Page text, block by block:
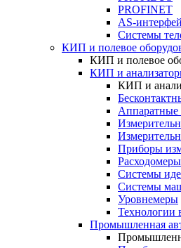
PROFINET
AS-
Системы
КИП и полевое
КИП и полевое
КИП и
КИП и
Приборы
Расходомеры
Системы
Системы
Уровнемеры
Технологии
Промышленная